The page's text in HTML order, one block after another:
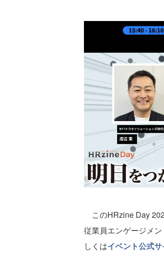
このHRzine Day
従業員エンゲージメ
しくはイベント公式サ